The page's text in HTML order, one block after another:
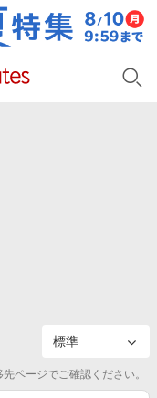
ページでご確認ください。